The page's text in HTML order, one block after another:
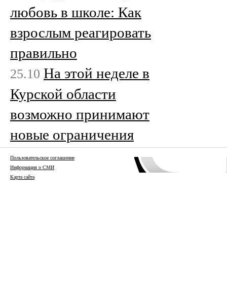
любовь в школе: Как
взрослым реагировать
правильно
25.10 На этой неделе в
Курской области
возможно принимают
новые ограничения
Пользовательское соглашение
Информация о СМИ
Карта сайта